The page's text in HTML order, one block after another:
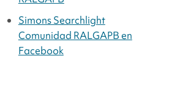
Simons Searchlight
Comunidad RALGAPB en
Facebook